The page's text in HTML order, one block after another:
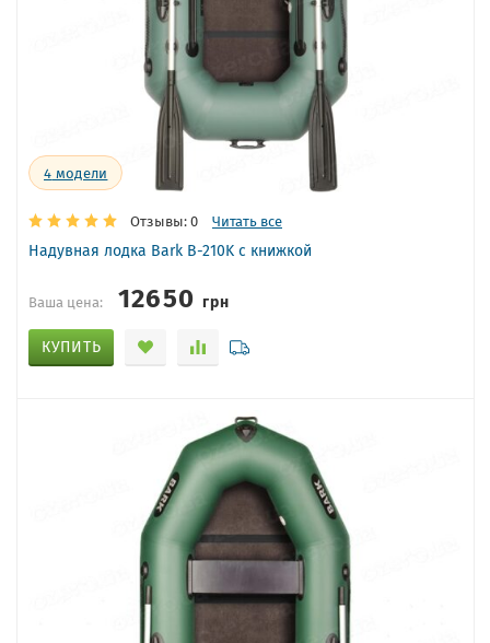
4 модели
Отзывы: 0 Читать все
Надувная лодка Bark B-210K с книжкой
Ваша цена: 12650грн
КУПИТЬ